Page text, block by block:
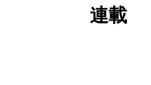
連載